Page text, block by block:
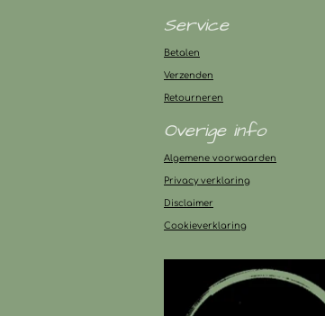
Service
Betalen
Verzenden
Retourneren
Overige info
Algemene voorwaarden
Privacy verklaring
Disclaimer
Cookieverklaring